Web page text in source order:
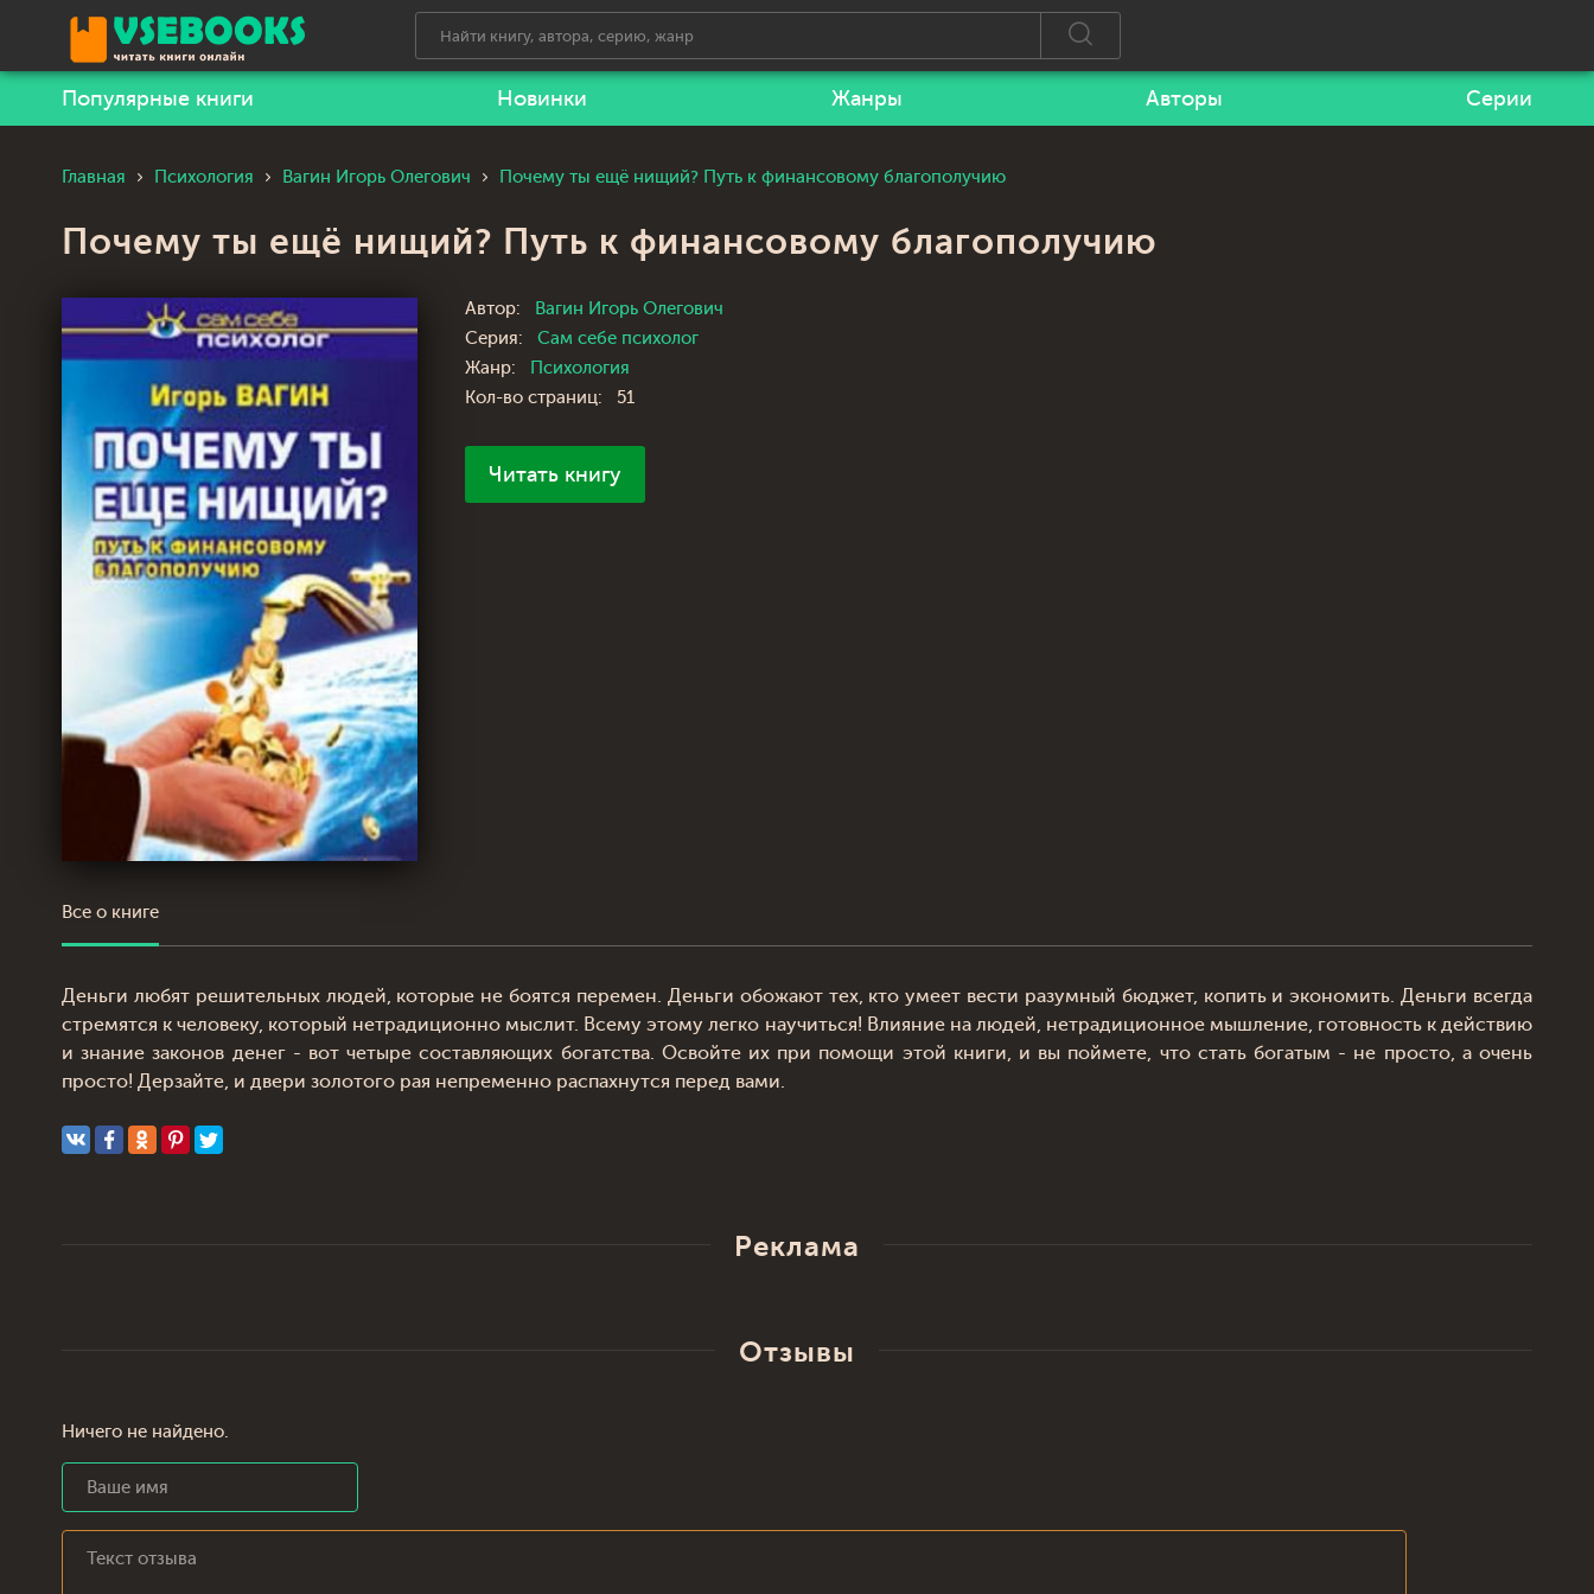
Популярные книги Новинки Жанры Авторы Серии
Главная Психология Вагин Игорь Олегович Почему ты ещё нищий? Путь к финансовому благополучию
Почему ты ещё нищий? Путь к финансовому благополучию
Автор:
Вагин Игорь Олегович
Серия:
Сам себе психолог
Жанр:
Психология
Кол-во страниц:
51
Читать книгу
Все о книге
Деньги любят решительных людей, которые не боятся перемен. Деньги обожают тех, кто умеет вести разумный бюджет, копить и экономить. Деньги всегда
стремятся к человеку, который нетрадиционно мыслит. Всему этому легко научиться! Влияние на людей, нетрадиционное мышление, готовность к действию
и знание законов денег - вот четыре составляющих богатства. Освойте их при помощи этой книги, и вы поймете, что стать богатым - не просто, а очень
просто! Дерзайте, и двери золотого рая непременно распахнутся перед вами.
Реклама
Отзывы
Ничего не найдено.